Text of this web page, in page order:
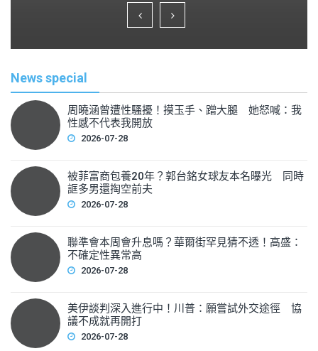
b
o
k
e
News special
周曉涵曾遭性騷擾！摸玉手、蹭大腿 她怒喊：我
性感不代表我開放
2026-07-28
被菲富商包養20年？郭台銘女球友本名曝光 同時
誆多男還掏空前夫
2026-07-28
聯準會本周會升息嗎？華爾街罕見猜不透！高盛：
不確定性異常高
2026-07-28
美伊談判深入進行中！川普：願嘗試外交途徑 協
議不成就再開打
2026-07-28